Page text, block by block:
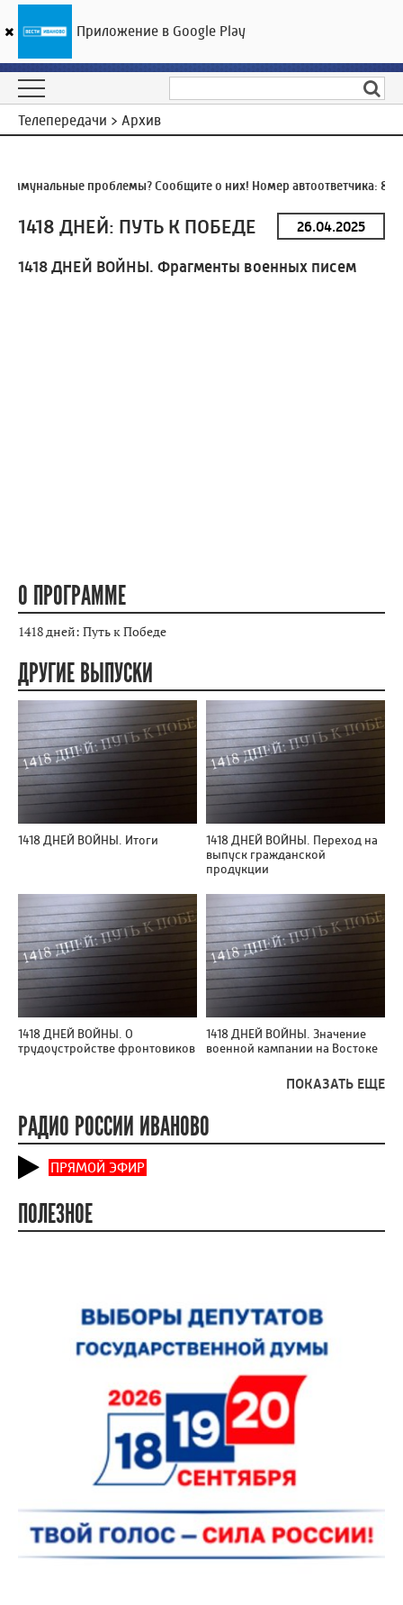
ГТРК «Ивтелерадио»
Телепередачи > Архив
проблемы? Сообщите о них! Номер автоответчика:8
1418 ДНЕЙ: ПУТЬ К ПОБЕДЕ
1418 ДНЕЙ ВОЙНЫ. Фрагменты военных писем
О ПРОГРАММЕ
1418 дней: Путь к Победе
ДРУГИЕ ВЫПУСКИ
1418 ДНЕЙ ВОЙНЫ. Итоги
1418 ДНЕЙ ВОЙНЫ. Переход на
выпуск гражданской
продукции
1418 ДНЕЙ ВОЙНЫ. О
трудоустройстве фронтовиков
1418 ДНЕЙ ВОЙНЫ. Значение
военной кампании на Востоке
ПОКАЗАТЬ ЕЩЕ
РАДИО РОССИИ ИВАНОВО
ПРЯМОЙ ЭФИР
ПОЛЕЗНОЕ
Приложение в Google Play